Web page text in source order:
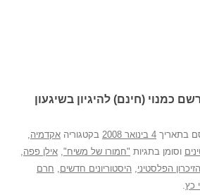
כמנוי (חינם) להיגיון בשיגעון
בתאריך 4 בינואר 2008 בקטגוריה אקדמיה,
וסומן בתגיות "חמורו של משיח", אילן פפה,
הפלסטיני, היסטוריונים חדשים, חרם
כץ.